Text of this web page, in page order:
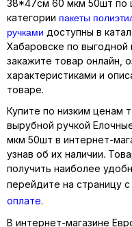
38*47см 60 мкм 50шт по
категории пакеты
ручками доступны в
Хабаровске по
закажите товар онлайн,
характеристиками и
товаре.
Купите по низким ценам
вырубной ручкой
мкм 50шт в интернет-
узнав об их наличии.
получить наиболее
перейдите на страницу
оплате.
В интернет-магазине